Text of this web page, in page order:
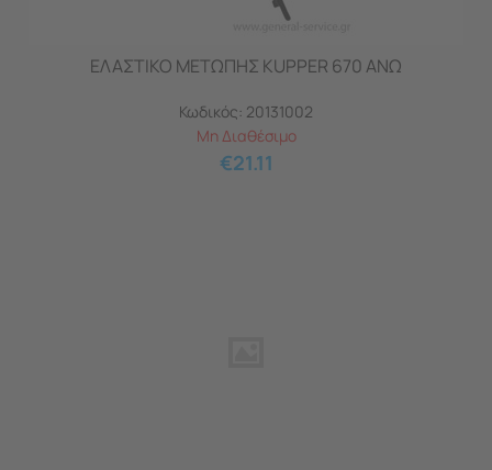
ΕΛΑΣΤΙΚΟ ΜΕΤΩΠΗΣ KUPPER 670 ΑΝΩ
Κωδικός: 20131002
Μη Διαθέσιμο
€21.11